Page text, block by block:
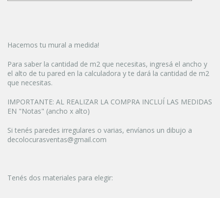
Hacemos tu mural a medida!
Para saber la cantidad de m2 que necesitas, ingresá el ancho y
el alto de tu pared en la calculadora y te dará la cantidad de m2
que necesitas.
IMPORTANTE: AL REALIZAR LA COMPRA INCLUÍ LAS MEDIDAS
EN "Notas" (ancho x alto)
Si tenés paredes irregulares o varias, envíanos un dibujo a
decolocurasventas@gmail.com
Tenés dos materiales para elegir: